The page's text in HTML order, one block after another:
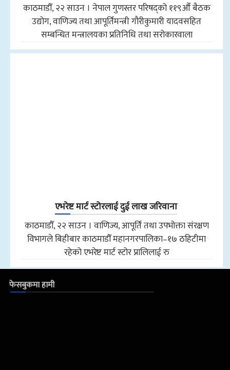
काठमाडौँ, २२ साउन । नेपाल गुणस्तर परिषद्को ११९औँ बैठक
उद्योग, वाणिज्य तथा आपूर्तिमन्त्री गौरीकुमारी यादवसहित
सम्बन्धित मन्त्रालयका प्रतिनिधि तथा सरोकारवाला
एभरेष्ट मार्ट स्टोरलाई दुई लाख जरिवाना
काठमाडौँ, २२ साउन । वाणिज्य, आपूर्ति तथा उपभोक्ता संरक्षण
विभागले बिहीबार काठमाडौँ महानगरपालिका–१७ ठहिटीमा
रहेको एभरेष्ट मार्ट स्टोर प्रालिलाई रु
फेसबुकमा हामी